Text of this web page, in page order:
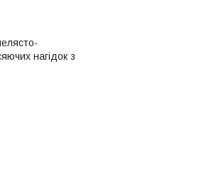
нагідок з